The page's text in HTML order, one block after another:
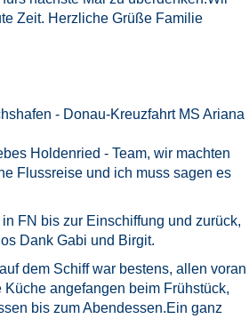
Zeit. Herzliche Grüße Familie
- Donau-Kreuzfahrt MS Ariana
Holdenried - Team, wir machten
Flussreise und ich muss sagen es
FN bis zur Einschiffung und zurück,
Dank Gabi und Birgit.
dem Schiff war bestens, allen voran
angefangen beim Frühstück,
bis zum Abendessen.Ein ganz